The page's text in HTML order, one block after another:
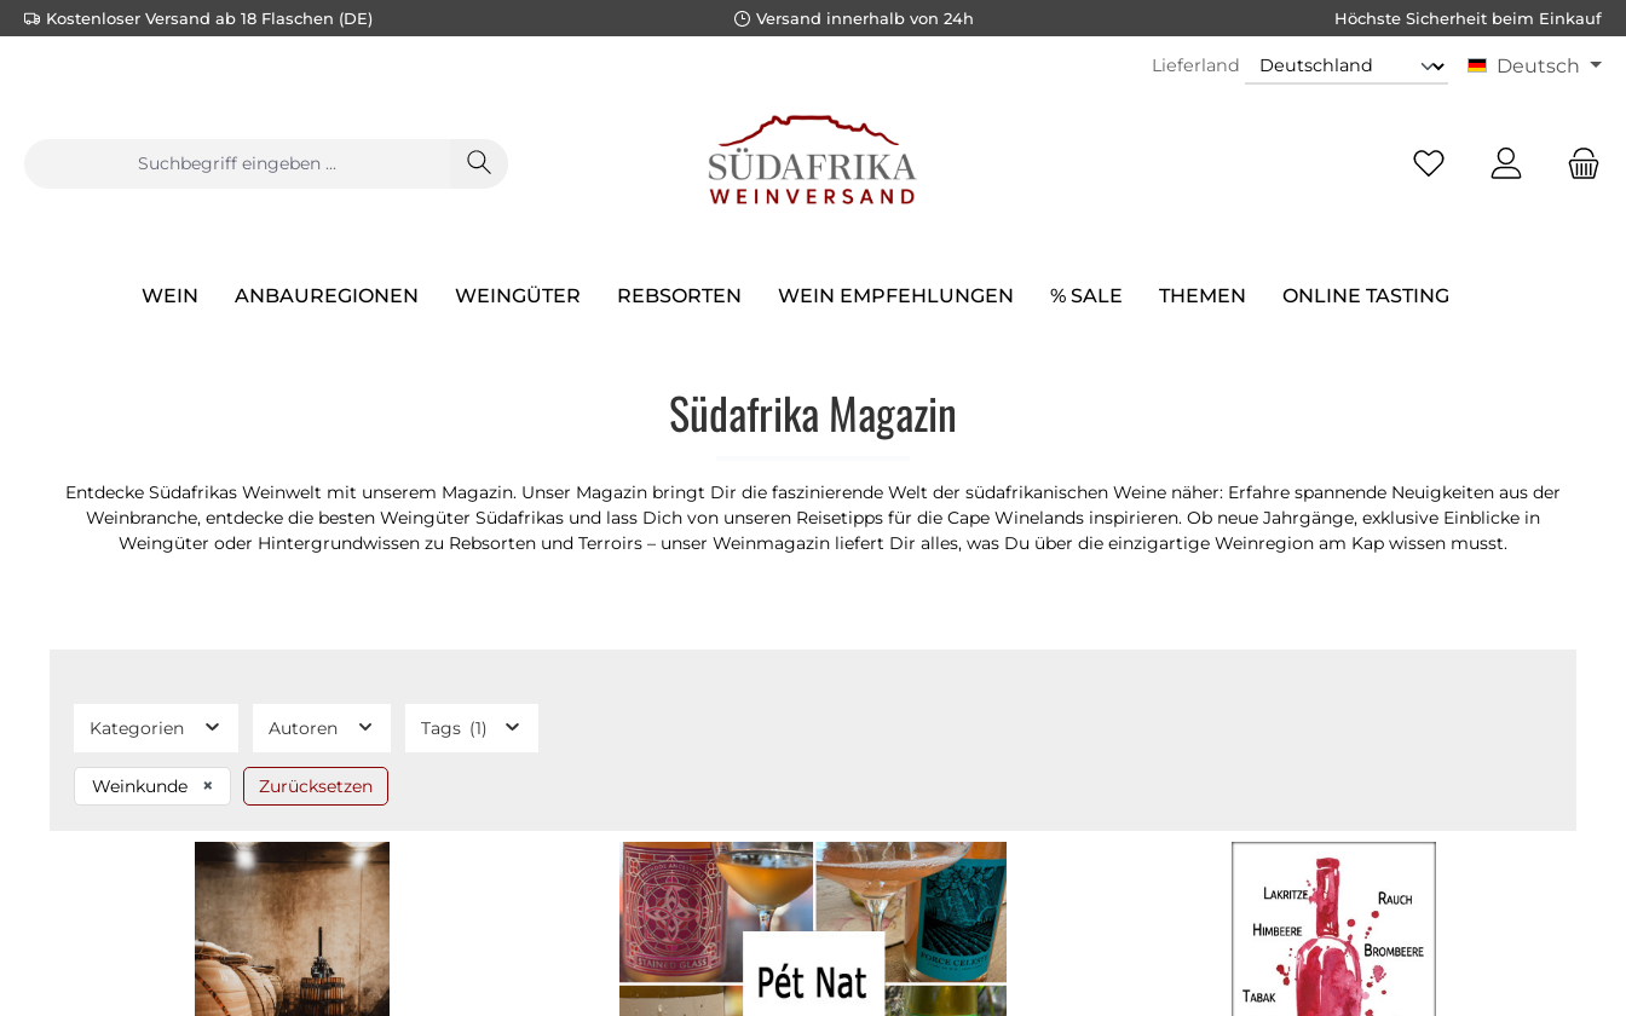
springen Zur Hauptnavigation springen
Kostenloser Versand ab 18 Flaschen (DE) Versand innerhalb von 24h Höchste Sicherheit beim Einkauf
Lieferland Deutsch
WEIN ANBAUREGIONEN WEINGÜTER REBSORTEN WEIN EMPFEHLUNGEN % SALE THEMEN ONLINE TASTING
Südafrika Magazin
Entdecke Südafrikas Weinwelt mit unserem Magazin. Unser Magazin bringt Dir die faszinierende Welt der südafrikanischen Weine näher: Erfahre spannende Neuigkeiten aus der
Weinbranche, entdecke die besten Weingüter Südafrikas und lass Dich von unseren Reisetipps für die Cape Winelands inspirieren. Ob neue Jahrgänge, exklusive Einblicke in
Weingüter oder Hintergrundwissen zu Rebsorten und Terroirs – unser Weinmagazin liefert Dir alles, was Du über die einzigartige Weinregion am Kap wissen musst.
Kategorien Autoren Tags (1)
Weinkunde × Zurücksetzen